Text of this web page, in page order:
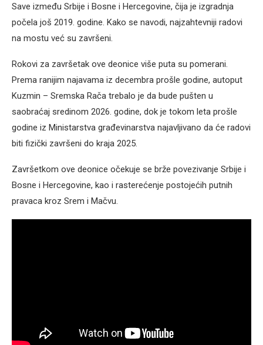
Save između Srbije i Bosne i Hercegovine, čija je izgradnja
počela još 2019. godine. Kako se navodi, najzahtevniji radovi
na mostu već su završeni.
Rokovi za završetak ove deonice više puta su pomerani.
Prema ranijim najavama iz decembra prošle godine, autoput
Kuzmin – Sremska Rača trebalo je da bude pušten u
saobraćaj sredinom 2026. godine, dok je tokom leta prošle
godine iz Ministarstva građevinarstva najavljivano da će radovi
biti fizički završeni do kraja 2025.
Završetkom ove deonice očekuje se brže povezivanje Srbije i
Bosne i Hercegovine, kao i rasterećenje postojećih putnih
pravaca kroz Srem i Mačvu.